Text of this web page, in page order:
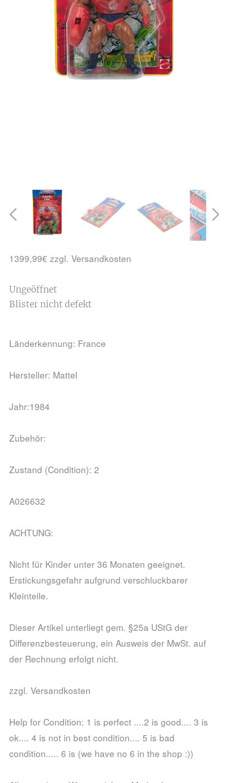
1399,99€ zzgl. Versandkosten
Ungeöffnet
Blister nicht defekt
Länderkennung: France
Hersteller: Mattel
Jahr:1984
Zubehör:
Zustand (Condition): 2
A026632
ACHTUNG:
Nicht für Kinder unter 36 Monaten geeignet.
Erstickungsgefahr aufgrund verschluckbarer
Kleinteile.
Dieser Artikel unterliegt gem. §25a UStG der
Differenzbesteuerung, ein Ausweis der MwSt. auf
der Rechnung erfolgt nicht.
zzgl. Versandkosten
Help for Condition: 1 is perfect ....2 is good.... 3 is
ok.... 4 is not in best condition.... 5 is bad
condition..... 6 is (we have no 6 in the shop :))